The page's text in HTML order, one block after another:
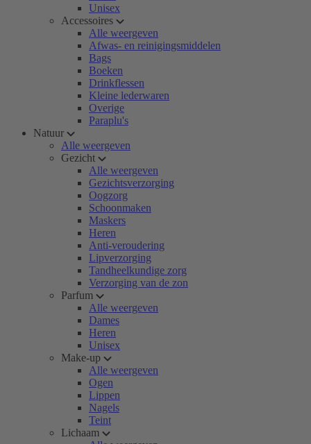
Unisex
Accessoires
Alle weergeven
Afwas- en reinigingsmiddelen
Bags
Boeken
Drinkflessen
Kleine lederwaren
Overige
Paraplu's
Natuur
Alle weergeven
Gezicht
Alle weergeven
Gezichtsverzorging
Oogzorg
Schoonmaken
Maskers
Heren
Anti-veroudering
Lipverzorging
Tandheelkundige zorg
Verzorging van de zon
Parfum
Alle weergeven
Dames
Heren
Unisex
Make-up
Alle weergeven
Ogen
Lippen
Nagels
Teint
Lichaam